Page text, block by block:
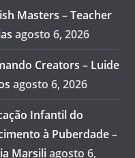
Masters – Teacher
agosto 6, 2026
Creators – Luide
agosto 6, 2026
Infantil do
à Puberdade –
Marsili agosto 6,